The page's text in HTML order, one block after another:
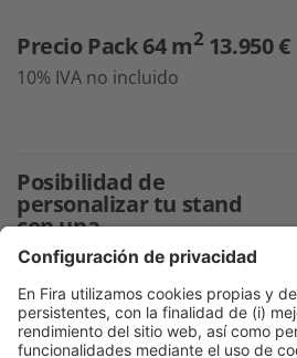
Precio Pack 64 m2 13.950 €
10% IVA no incluido
Posibilidad de
personalizar tu stand
con una
lona
1 Lona 305,5 x 249 cm 684 €
2 Lonas 305,5 x 249 cm1.210,15 €
3 Lonas 305,5 x 249 cm1.736,30 €